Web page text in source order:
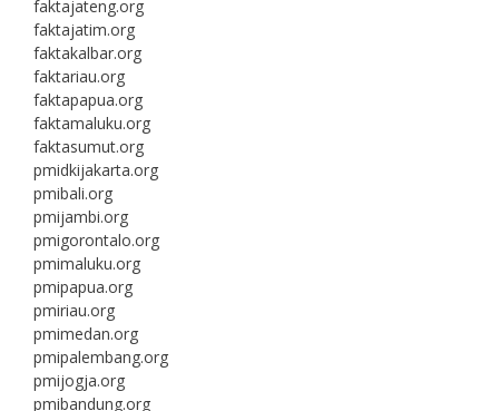
faktajateng.org
faktajatim.org
faktakalbar.org
faktariau.org
faktapapua.org
faktamaluku.org
faktasumut.org
pmidkijakarta.org
pmibali.org
pmijambi.org
pmigorontalo.org
pmimaluku.org
pmipapua.org
pmiriau.org
pmimedan.org
pmipalembang.org
pmijogja.org
pmibandung.org